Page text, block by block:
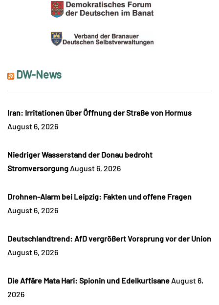
DW-News
Iran: Irritationen über Öffnung der Straße von Hormus
August 6, 2026
Niedriger Wasserstand der Donau bedroht
Stromversorgung August 6, 2026
Drohnen-Alarm bei Leipzig: Fakten und offene Fragen
August 6, 2026
Deutschlandtrend: AfD vergrößert Vorsprung vor der Union
August 6, 2026
Die Affäre Mata Hari: Spionin und Edelkurtisane August 6,
2026